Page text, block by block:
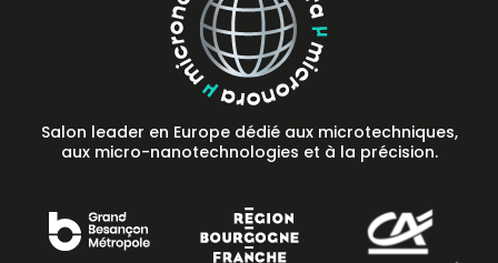
Salon leader en Europe dédié aux microtechniques,
aux micro-nanotechnologies et à la précision.